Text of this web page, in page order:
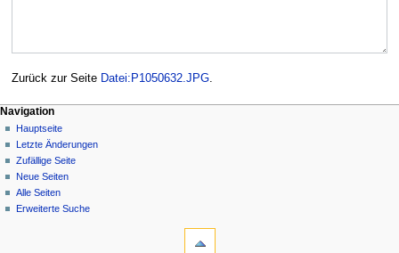
Zurück zur Seite Datei:P1050632.JPG.
Navigation
Hauptseite
Letzte Änderungen
Zufällige Seite
Neue Seiten
Alle Seiten
Erweiterte Suche